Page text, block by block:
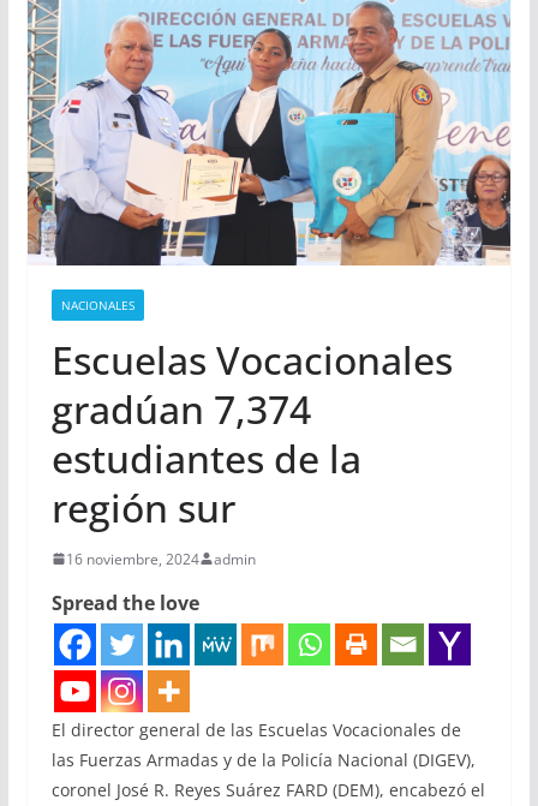
NACIONALES
Escuelas Vocacionales
gradúan 7,374
estudiantes de la
región sur
16 noviembre, 2024 admin
Spread the love
El director general de las Escuelas Vocacionales de
las Fuerzas Armadas y de la Policía Nacional (DIGEV),
coronel José R. Reyes Suárez FARD (DEM), encabezó el